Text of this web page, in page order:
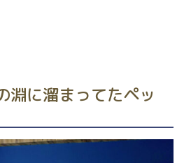
淵に溜まってたペッ